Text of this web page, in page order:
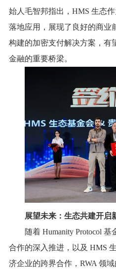
始人毛智邦指出，HMS 生态作
落地应用，展现了良好的商业
构建的加密支付解决方案，有
金融的重要桥梁。
展望未来：生态共建开启
随着 Humanity Protocol
合作的深入推进，以及 HMS
济企业的跨界合作，RWA 领